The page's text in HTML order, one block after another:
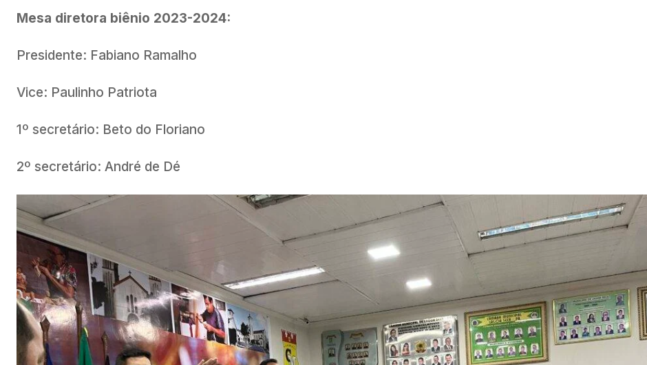
Mesa diretora biênio 2023-2024:
Presidente: Fabiano Ramalho
Vice: Paulinho Patriota
1º secretário: Beto do Floriano
2º secretário: André de Dé